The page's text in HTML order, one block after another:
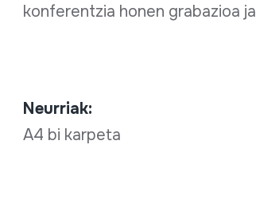
konferentzia honen grabazioa
Neurriak:
A4 bi karpeta